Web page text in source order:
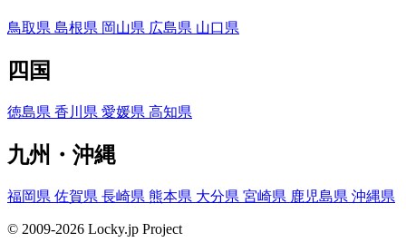
鳥取県 島根県 岡山県 広島県 山口県
四国
徳島県 香川県 愛媛県 高知県
九州・沖縄
福岡県 佐賀県 長崎県 熊本県 大分県 宮崎県 鹿児島県 沖縄県
© 2009-2026 Locky.jp Project